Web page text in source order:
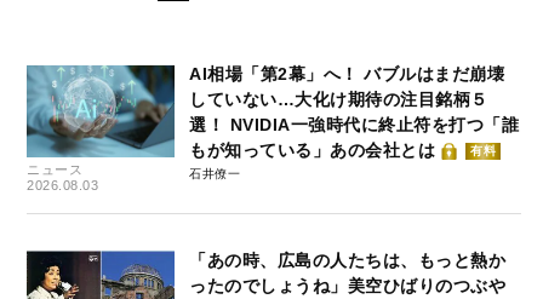
ニュース
2026.08.03
AI相場「第2幕」へ！ バブルはまだ崩壊
していない…大化け期待の注目銘柄５
選！ NVIDIA一強時代に終止符を打つ「誰
もが知っている」あの会社とは
有料
石井僚一
「あの時、広島の人たちは、もっと熱か
ったのでしょうね」美空ひばりのつぶや